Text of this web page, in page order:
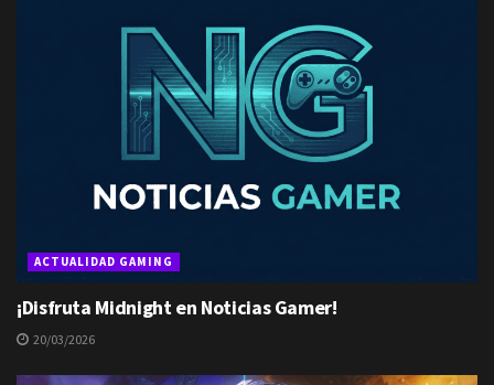
ACTUALIDAD GAMING
¡Disfruta Midnight en Noticias Gamer!
20/03/2026